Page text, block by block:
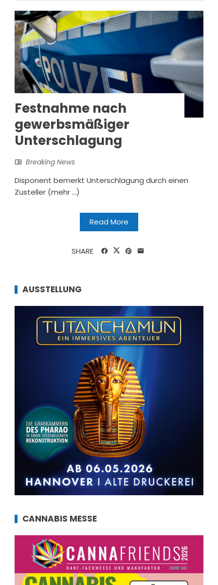
Festnahme nach
gewerbsmäßiger
Unterschlagung
Breaking News
Disponent bemerkt Unterschlagung durch einen
Zusteller (mehr …)
Read More
SHARE
AUSSTELLUNG
CANNABIS MESSE